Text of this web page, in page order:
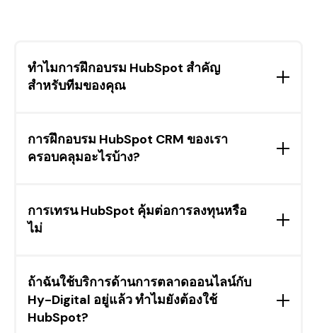
ทำไมการฝึกอบรม HubSpot สำคัญ
สำหรับทีมของคุณ
ต้อง อาจทำให้เกิดปัญหาในการทำงาน ขาด
ประสิทธิภาพ และพลาดโอกาสสำคัญในการทำงาน
อัตโนมัติ การฝึกอบรม HubSpot ที่ปรับให้เหมาะกับ
เพิ่มโอกาสในการขยายธุรกิจ
การฝึกอบรม HubSpot CRM ของเรา
ครอบคลุมอะไรบ้าง?
อัตโนมัติ จัดการข้อมูล และฝึกอบรมทีมของคุณ เพื่อ
ให้ HubSpot CRM พัฒนาตามความต้องการของธุรกิจ
ช่วยให้คุณขยายการดำเนินงาน เพิ่มประสิทธิภาพ และ
การเทรน HubSpot คุ้มต่อการลงทุนหรือ
ไม่
ขึ้น ลดข้อผิดพลาด และใช้ HubSpot ได้อย่างมี
ประสิทธิภาพมากขึ้น ธุรกิจที่ได้รับการอบรมจะใช้
CRM ได้อย่างเต็มที่ เพิ่มยอดขายจากการตลาด
อัตโนมัติ และวิเคราะห์ข้อมูลได้แม่นยำขึ้น ทำให้คุณ
ถ้าฉันใช้บริการด้านการตลาดออนไลน์กับ
Hy-Digital อยู่แล้ว ทำไมยังต้องใช้
HubSpot?